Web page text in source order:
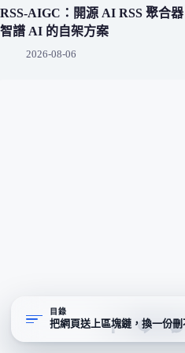
RSS-AIGC：開源 AI RSS 聚合
智譜 AI 的自架方案
2026-08-06
目錄
把網頁送上區塊鏈，換一份